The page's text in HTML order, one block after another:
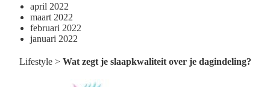
april 2022
maart 2022
februari 2022
januari 2022
Lifestyle> Wat zegt je slaapkwaliteit over je dagindeling?